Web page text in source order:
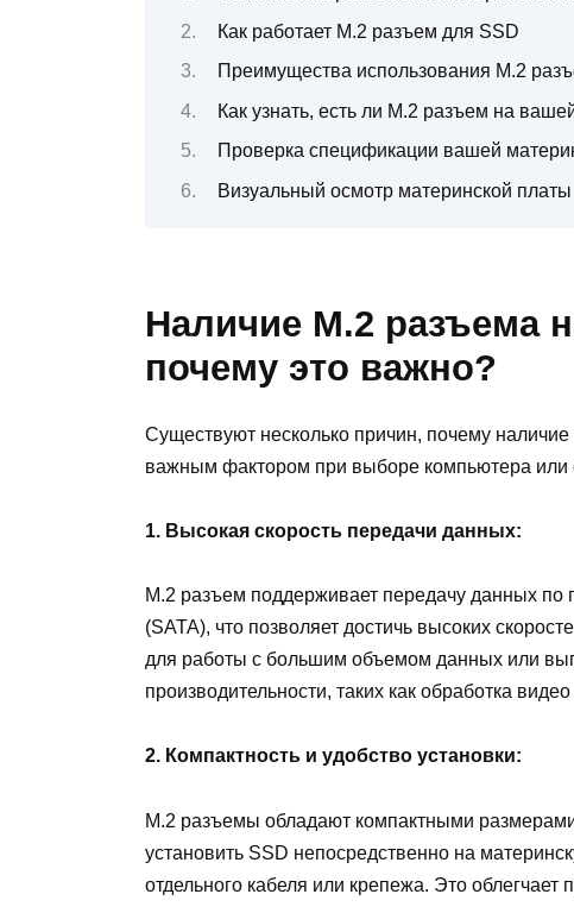
Как работает M.2 разъем для SSD
Преимущества использования M.2
Как узнать, есть ли M.2 разъем на
Проверка спецификации вашей
Визуальный осмотр материнской платы
Наличие M.2 разъема
почему это важно?
Существуют несколько причин, почему
важным фактором при выборе компьютера или
1. Высокая скорость передачи данных:
М.2 разъем поддерживает передачу данных по
(SATA), что позволяет достичь высоких
для работы с большим объемом данных или
производительности, таких как обработка
2. Компактность и удобство установки:
M.2 разъемы обладают компактными
установить SSD непосредственно на
отдельного кабеля или крепежа. Это